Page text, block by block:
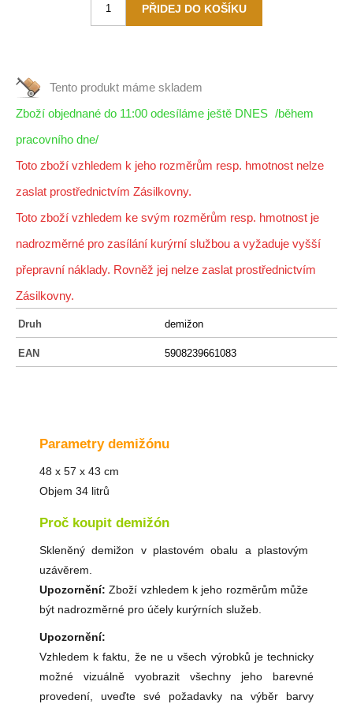
Tento produkt máme skladem
Zboží objednané do 11:00 odesíláme ještě DNES /během
pracovního dne/
Toto zboží vzhledem k jeho rozměrům resp. hmotnost nelze
zaslat prostřednictvím Zásilkovny.
Toto zboží vzhledem ke svým rozměrům resp. hmotnost je
nadrozměrné pro zasílání kurýrní službou a vyžaduje vyšší
přepravní náklady. Rovněž jej nelze zaslat prostřednictvím
Zásilkovny.
Druh demižon
EAN 5908239661083
Parametry demižónu
48 x 57 x 43 cm
Objem 34 litrů
Proč koupit demižón
Skleněný demižon v plastovém obalu a plastovým
uzávěrem.
Upozornění: Zboží vzhledem k jeho rozměrům může
být nadrozměrné pro účely kurýrních služeb.
Upozornění:
Vzhledem k faktu, že ne u všech výrobků je technicky
možné vizuálně vyobrazit všechny jeho barevné
provedení, uveďte své požadavky na výběr barvy